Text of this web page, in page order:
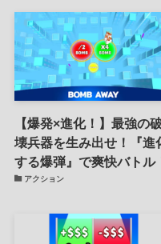
【爆発×進化！】最強の
壊兵器を生み出せ！『進
する爆弾』で爽快バトル
アクション